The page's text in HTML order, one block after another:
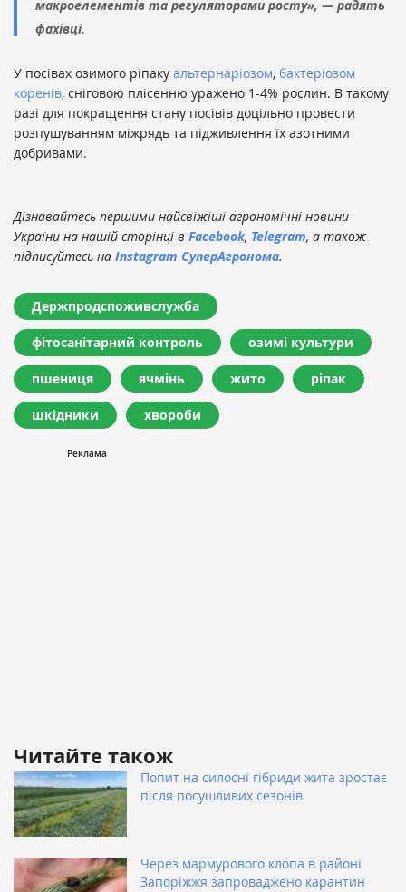
макроелементів та регуляторами росту», — радять
фахівці.
У посівах озимого ріпаку альтернаріозом, бактеріозом
коренів, сніговою плісенню уражено 1-4% рослин. В такому
разі для покращення стану посівів доцільно провести
розпушуванням міжрядь та підживлення їх азотними
добривами.
Дізнавайтесь першими найсвіжіші агрономічні новини
України на нашій сторінці в Facebook, Telegram, а також
підписуйтесь на Instagram СуперАгронома.
Держпродспоживслужба
фітосанітарний контроль озимі культури
пшениця ячмінь жито ріпак
шкідники хвороби
Читайте також
Попит на силосні гібриди жита зростає
після посушливих сезонів
Через мармурового клопа в районі
Запоріжжя запроваджено карантин